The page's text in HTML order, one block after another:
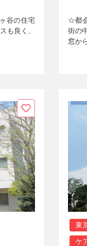
谷の住宅
も良く、
☆都
街の
窓か
東
ケ